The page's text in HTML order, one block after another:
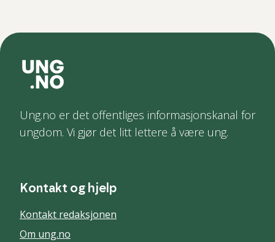
Ung.no er det offentliges informasjonskanal for
ungdom. Vi gjør det litt lettere å være ung.
Kontakt og hjelp
Kontakt redaksjonen
Om ung.no